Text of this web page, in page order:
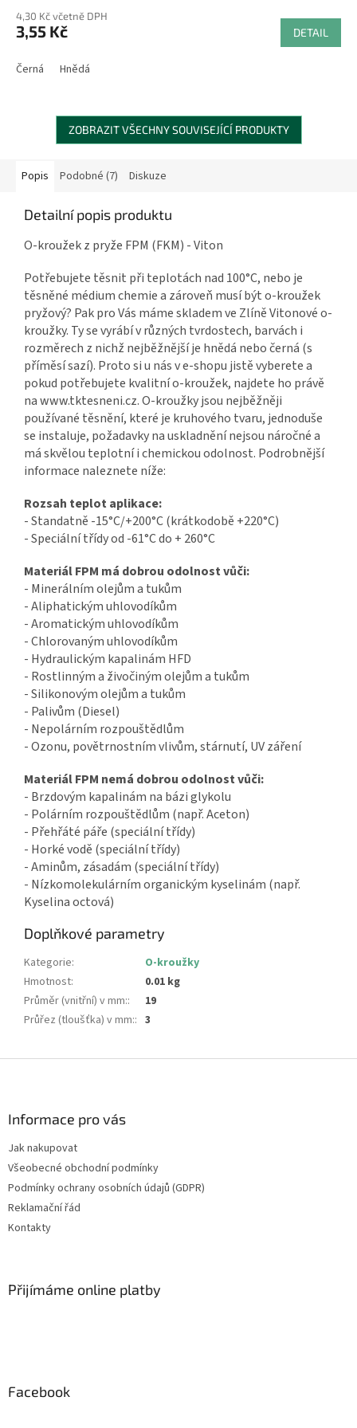
4,30 Kč včetně DPH
3,55 Kč DETAIL
Černá Hnědá
ZOBRAZIT VŠECHNY SOUVISEJÍCÍ PRODUKTY
Popis Podobné (7) Diskuze
Detailní popis produktu
O-kroužek z pryže FPM (FKM) - Viton
Potřebujete těsnit při teplotách nad 100°C, nebo je
těsněné médium chemie a zároveň musí být o-kroužek
pryžový? Pak pro Vás máme skladem ve Zlíně Vitonové o-
kroužky. Ty se vyrábí v různých tvrdostech, barvách i
rozměrech z nichž nejběžnější je hnědá nebo černá (s
příměsí sazí). Proto si u nás v e-shopu jistě vyberete a
pokud potřebujete kvalitní o-kroužek, najdete ho právě
na www.tktesneni.cz. O-kroužky jsou nejběžněji
používané těsnění, které je kruhového tvaru, jednoduše
se instaluje, požadavky na uskladnění nejsou náročné a
má skvělou teplotní i chemickou odolnost. Podrobnější
informace naleznete níže:
Rozsah teplot aplikace:
- Standatně -15°C/+200°C (krátkodobě +220°C)
- Speciální třídy od -61°C do + 260°C
Materiál FPM má dobrou odolnost vůči:
- Minerálním olejům a tukům
- Aliphatickým uhlovodíkům
- Aromatickým uhlovodíkům
- Chlorovaným uhlovodíkům
- Hydraulickým kapalinám HFD
- Rostlinným a živočiným olejům a tukům
- Silikonovým olejům a tukům
- Palivům (Diesel)
- Nepolárním rozpouštědlům
- Ozonu, povětrnostním vlivům, stárnutí, UV záření
Materiál FPM nemá dobrou odolnost vůči:
- Brzdovým kapalinám na bázi glykolu
- Polárním rozpouštědlům (např. Aceton)
- Přehřáté páře (speciální třídy)
- Horké vodě (speciální třídy)
- Aminům, zásadám (speciální třídy)
- Nízkomolekulárním organickým kyselinám (např.
Kyselina octová)
Doplňkové parametry
Kategorie:
O-kroužky
Hmotnost:
0.01 kg
Průměr (vnitřní) v mm::
19
Průřez (tloušťka) v mm:: 3
Informace pro vás
Jak nakupovat
Všeobecné obchodní podmínky
Podmínky ochrany osobních údajů (GDPR)
Reklamační řád
Kontakty
Přijímáme online platby
Facebook